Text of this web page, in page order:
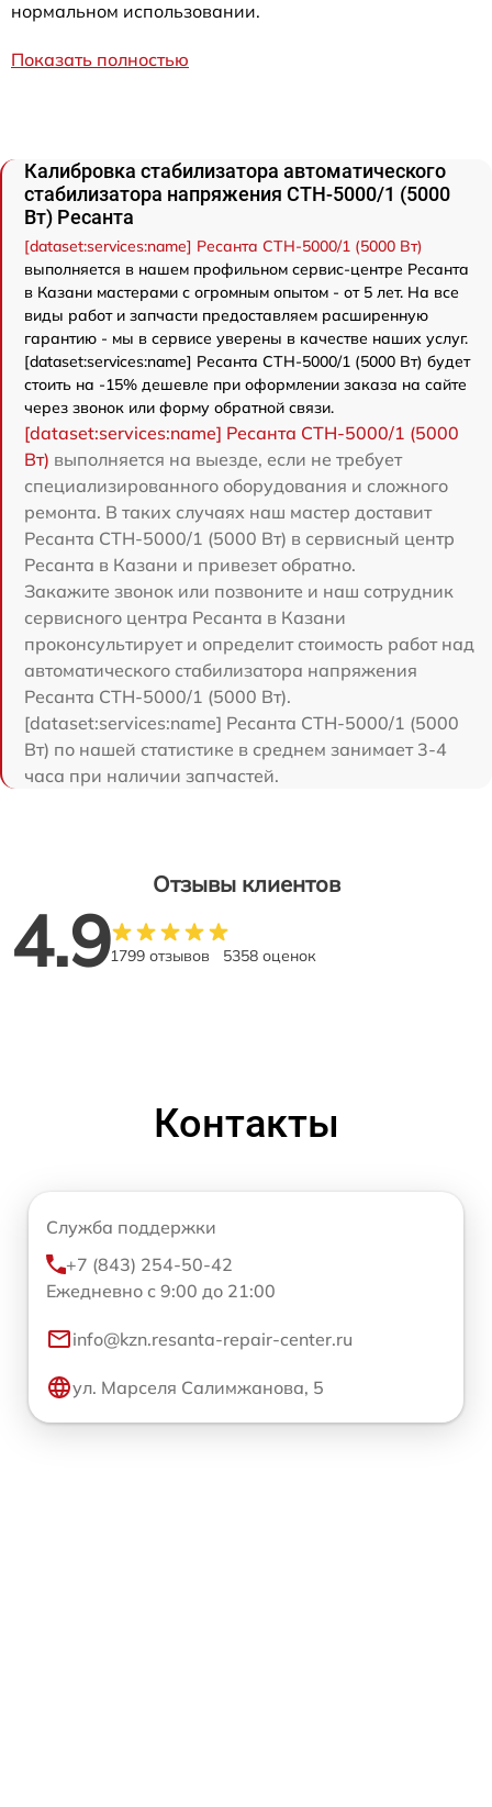
нормальном использовании.
Показать полностью
Калибровка стабилизатора автоматического
стабилизатора напряжения СТН-5000/1 (5000
Вт) Ресанта
[dataset:services:name] Ресанта СТН-5000/1 (5000 Вт)
выполняется в нашем профильном сервис-центре Ресанта
в Казани мастерами с огромным опытом - от 5 лет. На все
виды работ и запчасти предоставляем расширенную
гарантию - мы в сервисе уверены в качестве наших услуг.
[dataset:services:name] Ресанта СТН-5000/1 (5000 Вт) будет
стоить на -15% дешевле при оформлении заказа на сайте
через звонок или форму обратной связи.
[dataset:services:name] Ресанта СТН-5000/1 (5000
Вт) выполняется на выезде, если не требует
специализированного оборудования и сложного
ремонта. В таких случаях наш мастер доставит
Ресанта СТН-5000/1 (5000 Вт) в сервисный центр
Ресанта в Казани и привезет обратно.
Закажите звонок или позвоните и наш сотрудник
сервисного центра Ресанта в Казани
проконсультирует и определит стоимость работ над
автоматического стабилизатора напряжения
Ресанта СТН-5000/1 (5000 Вт).
[dataset:services:name] Ресанта СТН-5000/1 (5000
Вт) по нашей статистике в среднем занимает 3-4
часа при наличии запчастей.
Отзывы клиентов
4.91799 отзывов 5358 оценок
Контакты
Служба поддержки
+7 (843) 254-50-42
Ежедневно с 9:00 до 21:00
info@kzn.resanta-repair-center.ru
ул. Марселя Салимжанова, 5